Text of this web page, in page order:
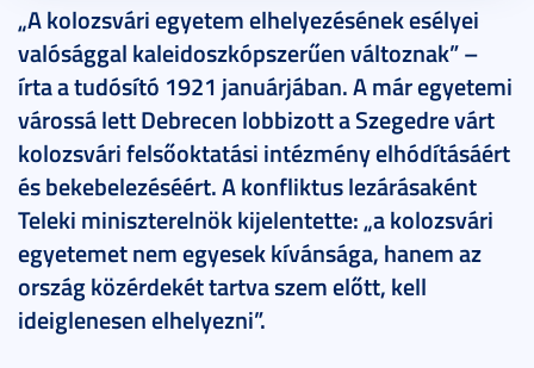
„A kolozsvári egyetem elhelyezésének esélyei
valósággal kaleidoszkópszerűen változnak” –
írta a tudósító 1921 januárjában. A már egyetemi
várossá lett Debrecen lobbizott a Szegedre várt
kolozsvári felsőoktatási intézmény elhódításáért
és bekebelezéséért. A konfliktus lezárásaként
Teleki miniszterelnök kijelentette: „a kolozsvári
egyetemet nem egyesek kívánsága, hanem az
ország közérdekét tartva szem előtt, kell
ideiglenesen elhelyezni”.